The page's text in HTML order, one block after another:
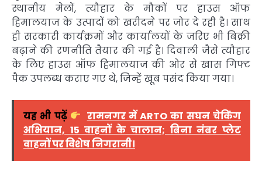
स्थानीय मेलों, त्यौहार के मौकों पर हाउस ऑफ
हिमालयाज के उत्पादों को खरीदने पर जोर दे रही है। साथ
ही सरकारी कार्यक्रमों और कार्यालयों के जरिए भी बिक्री
बढ़ाने की रणनीति तैयार की गई है। दिवाली जैसे त्यौहार
के लिए हाउस ऑफ हिमालयाज की ओर से खास गिफ्ट
पैक उपलब्ध कराए गए थे, जिन्हें खूब पसंद किया गया।
यह भी पढ़ें
रामनगर में ARTO का सघन चेकिंग
अभियान, 15 वाहनों के चालान; बिना नंबर प्लेट
वाहनों पर विशेष निगरानी।